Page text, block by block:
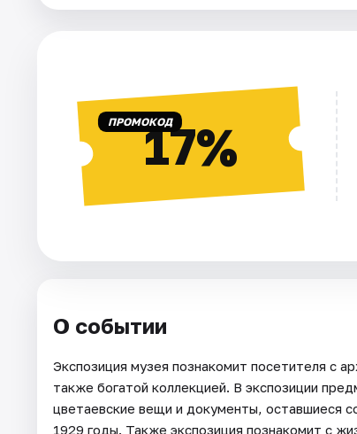
ПРОМОКОД17%
О событии
Экспозиция музея познакомит посетителя с
также богатой коллекцией. В экспозиции
цветаевские вещи и документы, оставшиеся
1929 годы. Также экспозиция познакомит с